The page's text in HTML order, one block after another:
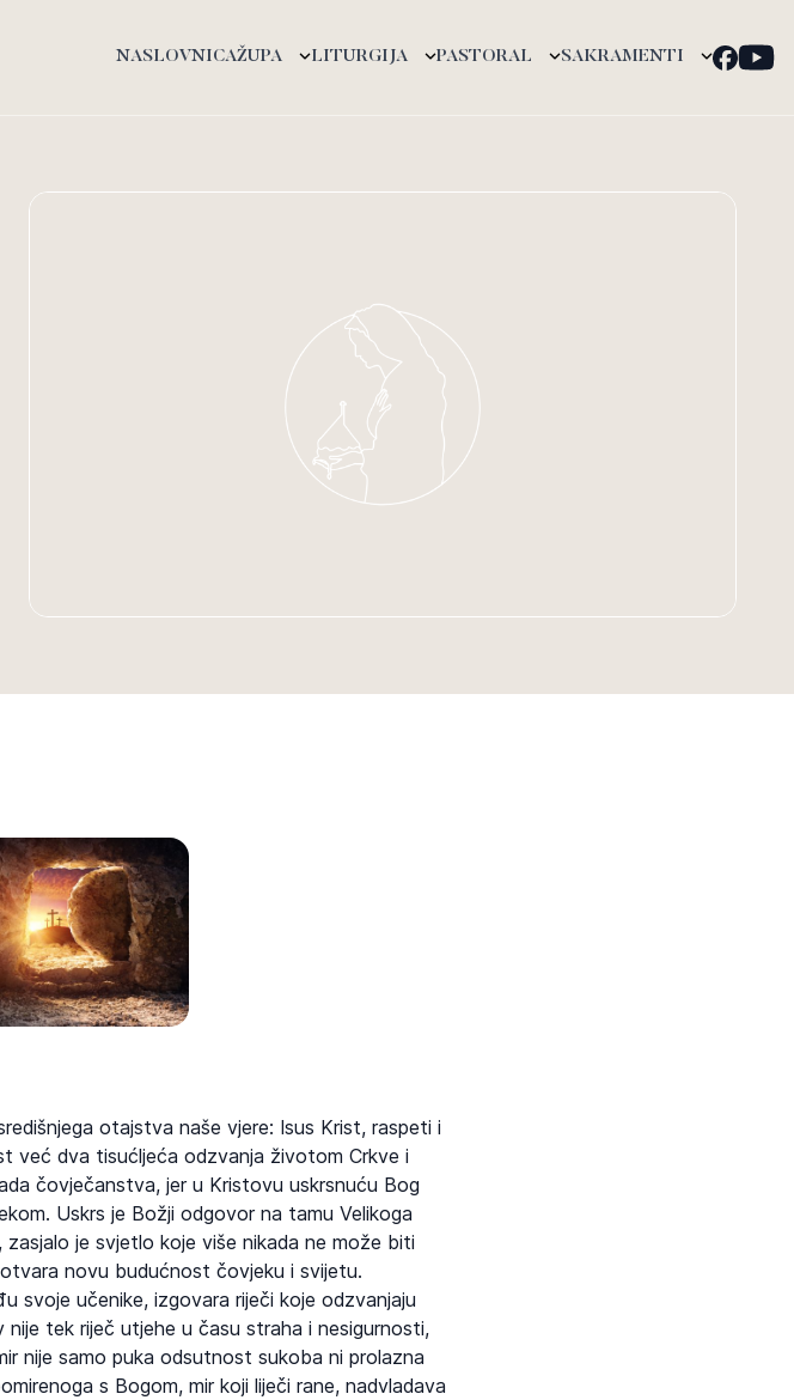
NASLOVNICAŽUPA LITURGIJA PASTORAL SAKRAMENTI
otajstva naše vjere: Isus Krist, raspeti i
već dva tisućljeća odzvanja životom Crkve i
čovječanstva, jer u Kristovu uskrsnuću Bog
Uskrs je Božji odgovor na tamu Velikoga
je svjetlo koje više nikada ne može biti
novu budućnost čovjeku i svijetu.
svoje učenike, izgovara riječi koje odzvanjaju
tek riječ utjehe u času straha i nesigurnosti,
nije samo puka odsutnost sukoba ni prolazna
s Bogom, mir koji liječi rane, nadvladava